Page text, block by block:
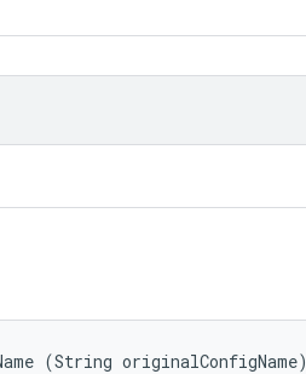
(String originalConfigName)